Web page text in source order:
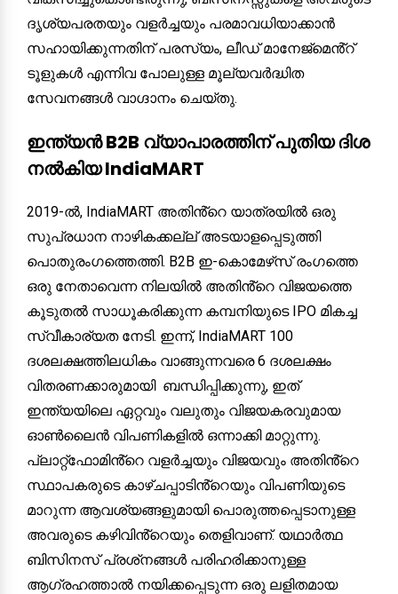
ദൃശ്യപരതയും വളർച്ചയും പരമാവധിയാക്കാൻ
സഹായിക്കുന്നതിന് പരസ്യം, ലീഡ് മാനേജ്‌മെൻ്റ്
ടൂളുകൾ എന്നിവ പോലുള്ള മൂല്യവർദ്ധിത
സേവനങ്ങൾ വാഗ്ദാനം ചെയ്തു.
ഇന്ത്യൻ B2B വ്യാപാരത്തിന് പുതിയ ദിശ
നൽകിയ IndiaMART
2019-ൽ, IndiaMART അതിൻ്റെ യാത്രയിൽ ഒരു
സുപ്രധാന നാഴികക്കല്ല് അടയാളപ്പെടുത്തി
പൊതുരംഗത്തെത്തി. B2B ഇ-കൊമേഴ്‌സ് രംഗത്തെ
ഒരു നേതാവെന്ന നിലയിൽ അതിൻ്റെ വിജയത്തെ
കൂടുതൽ സാധൂകരിക്കുന്ന കമ്പനിയുടെ IPO മികച്ച
സ്വീകാര്യത നേടി. ഇന്ന്, IndiaMART 100
ദശലക്ഷത്തിലധികം വാങ്ങുന്നവരെ 6 ദശലക്ഷം
വിതരണക്കാരുമായി ബന്ധിപ്പിക്കുന്നു, ഇത്
ഇന്ത്യയിലെ ഏറ്റവും വലുതും വിജയകരവുമായ
ഓൺലൈൻ വിപണികളിൽ ഒന്നാക്കി മാറ്റുന്നു.
പ്ലാറ്റ്‌ഫോമിൻ്റെ വളർച്ചയും വിജയവും അതിൻ്റെ
സ്ഥാപകരുടെ കാഴ്ചപ്പാടിൻ്റെയും വിപണിയുടെ
മാറുന്ന ആവശ്യങ്ങളുമായി പൊരുത്തപ്പെടാനുള്ള
അവരുടെ കഴിവിൻ്റെയും തെളിവാണ്. യഥാർത്ഥ
ബിസിനസ് പ്രശ്‌നങ്ങൾ പരിഹരിക്കാനുള്ള
ആഗ്രഹത്താൽ നയിക്കപ്പെടുന്ന ഒരു ലളിതമായ